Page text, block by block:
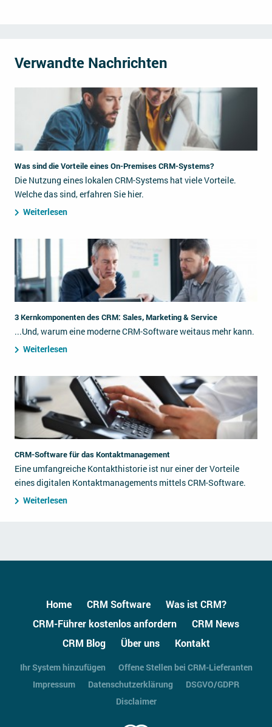
Verwandte Nachrichten
Was sind die Vorteile eines On-Premises CRM-Systems?
Die Nutzung eines lokalen CRM-Systems hat viele Vorteile.
Welche das sind, erfahren Sie hier.
Weiterlesen
3 Kernkomponenten des CRM: Sales, Marketing & Service
...Und, warum eine moderne CRM-Software weitaus mehr kann.
Weiterlesen
CRM-Software für das Kontaktmanagement
Eine umfangreiche Kontakthistorie ist nur einer der Vorteile
eines digitalen Kontaktmanagements mittels CRM-Software.
Weiterlesen
Home CRM Software
Was ist CRM?
CRM-Führer kostenlos anfordern
CRM News
CRM Blog
Über uns Kontakt
Ihr System hinzufügen
Offene Stellen bei CRM-Lieferanten
Impressum
Datenschutzerklärung
DSGVO/GDPR
Disclaimer